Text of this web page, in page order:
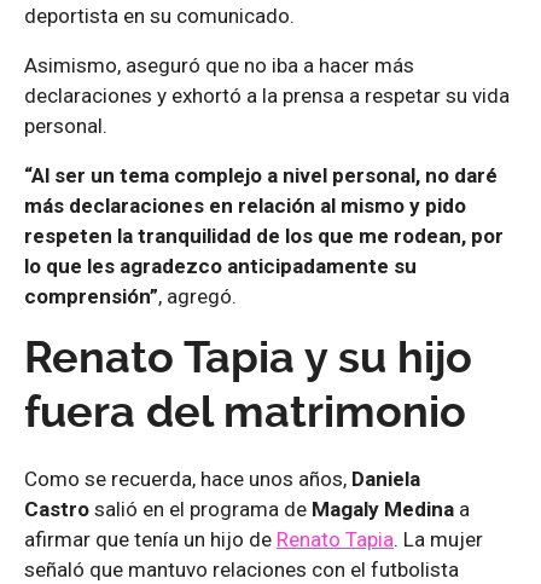
deportista en su comunicado.
Asimismo, aseguró que no iba a hacer más
declaraciones y exhortó a la prensa a respetar su vida
personal.
“Al ser un tema complejo a nivel personal, no daré
más declaraciones en relación al mismo y pido
respeten la tranquilidad de los que me rodean, por
lo que les agradezco anticipadamente su
comprensión”, agregó.
Renato Tapia y su hijo
fuera del matrimonio
Como se recuerda, hace unos años, Daniela
Castro salió en el programa de Magaly Medina a
afirmar que tenía un hijo de Renato Tapia. La mujer
señaló que mantuvo relaciones con el futbolista